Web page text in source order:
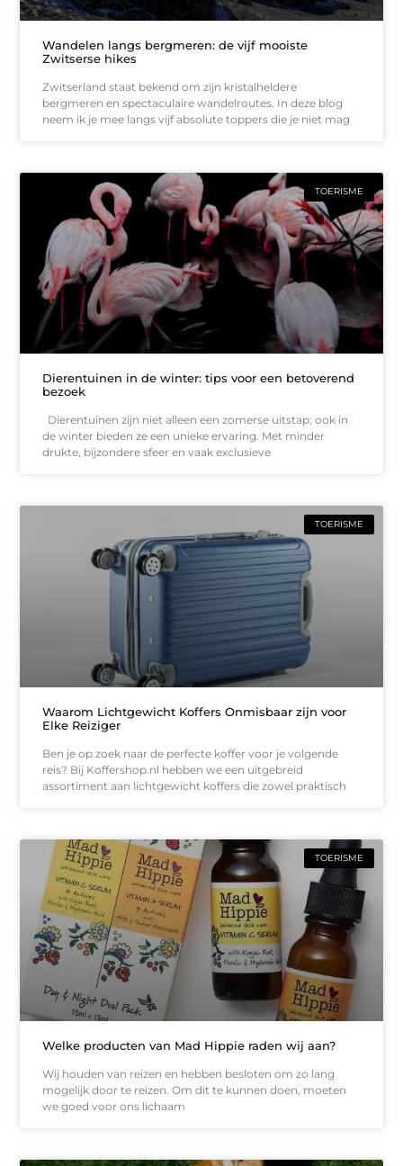
Wandelen langs bergmeren: de vijf mooiste
Zwitserse hikes
Zwitserland staat bekend om zijn kristalheldere
bergmeren en spectaculaire wandelroutes. In deze blog
neem ik je mee langs vijf absolute toppers die je niet mag
TOERISME
Dierentuinen in de winter: tips voor een betoverend
bezoek
Dierentuinen zijn niet alleen een zomerse uitstap; ook in
de winter bieden ze een unieke ervaring. Met minder
drukte, bijzondere sfeer en vaak exclusieve
TOERISME
Waarom Lichtgewicht Koffers Onmisbaar zijn voor
Elke Reiziger
Ben je op zoek naar de perfecte koffer voor je volgende
reis? Bij Koffershop.nl hebben we een uitgebreid
assortiment aan lichtgewicht koffers die zowel praktisch
TOERISME
Welke producten van Mad Hippie raden wij aan?
Wij houden van reizen en hebben besloten om zo lang
mogelijk door te reizen. Om dit te kunnen doen, moeten
we goed voor ons lichaam